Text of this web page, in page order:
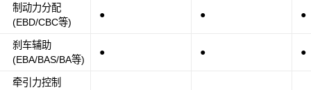
制动力分配
(EBD/CBC等)
刹车辅助
(EBA/BAS/BA等)
牵引力控制
● ● ●
● ● ●